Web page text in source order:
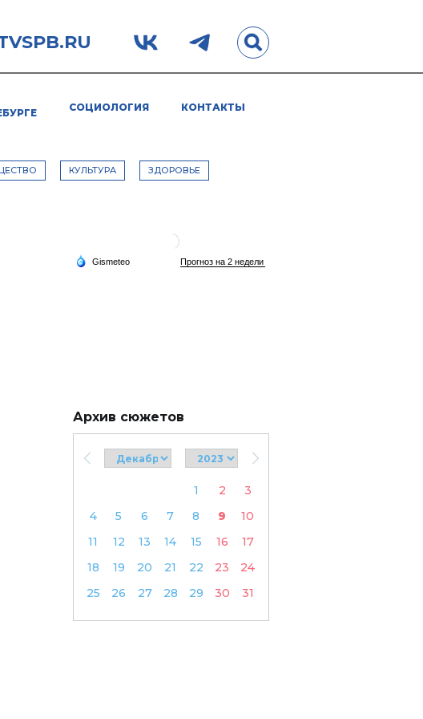
СОЦИОЛОГИЯ КОНТАКТЫ
КУЛЬТУРА ЗДОРОВЬЕ
Архив сюжетов
1 2
3
4
5 6 7 8 9
10
11
12 13 14 15 16
17
18
19 20 21 22 23
24
25
26 27 28 29 30 31